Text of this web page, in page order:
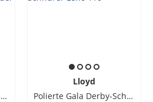
Handgefertigte Derby-Schuhe aus poliertem Leder
Lloyd
Polierte Gala Derby-Schnürer Leno 110